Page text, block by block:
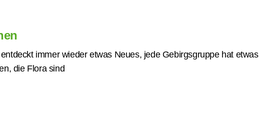
immer wieder etwas Neues, jede Gebirgsgruppe hat etwas
die Flora sind